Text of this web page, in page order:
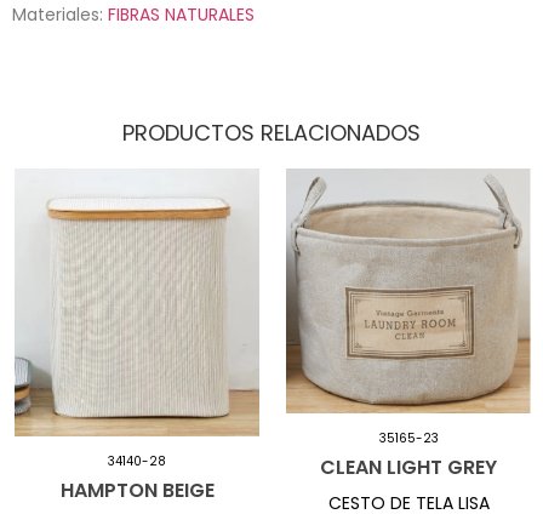
Materiales: FIBRAS NATURALES
PRODUCTOS RELACIONADOS
34140-28
HAMPTON BEIGE
35165-23
CLEAN LIGHT GREY
CESTO DE TELA LISA